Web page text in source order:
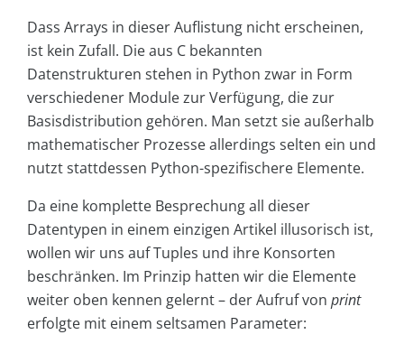
Dass Arrays in dieser Auflistung nicht erscheinen,
ist kein Zufall. Die aus C bekannten
Datenstrukturen stehen in Python zwar in Form
verschiedener Module zur Verfügung, die zur
Basisdistribution gehören. Man setzt sie außerhalb
mathematischer Prozesse allerdings selten ein und
nutzt stattdessen Python-spezifischere Elemente.
Da eine komplette Besprechung all dieser
Datentypen in einem einzigen Artikel illusorisch ist,
wollen wir uns auf Tuples und ihre Konsorten
beschränken. Im Prinzip hatten wir die Elemente
weiter oben kennen gelernt – der Aufruf von print
erfolgte mit einem seltsamen Parameter: